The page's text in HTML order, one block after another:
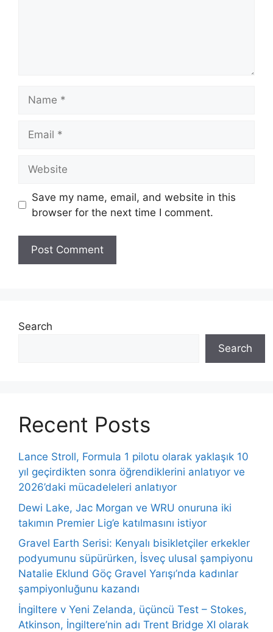
Save my name, email, and website in this
browser for the next time I comment.
Search
Search
Recent Posts
Lance Stroll, Formula 1 pilotu olarak yaklaşık 10
yıl geçirdikten sonra öğrendiklerini anlatıyor ve
2026’daki mücadeleleri anlatıyor
Dewi Lake, Jac Morgan ve WRU onuruna iki
takımın Premier Lig’e katılmasını istiyor
Gravel Earth Serisi: Kenyalı bisikletçiler erkekler
podyumunu süpürürken, İsveç ulusal şampiyonu
Natalie Eklund Göç Gravel Yarışı’nda kadınlar
şampiyonluğunu kazandı
İngiltere v Yeni Zelanda, üçüncü Test – Stokes,
Atkinson, İngiltere’nin adı Trent Bridge XI olarak